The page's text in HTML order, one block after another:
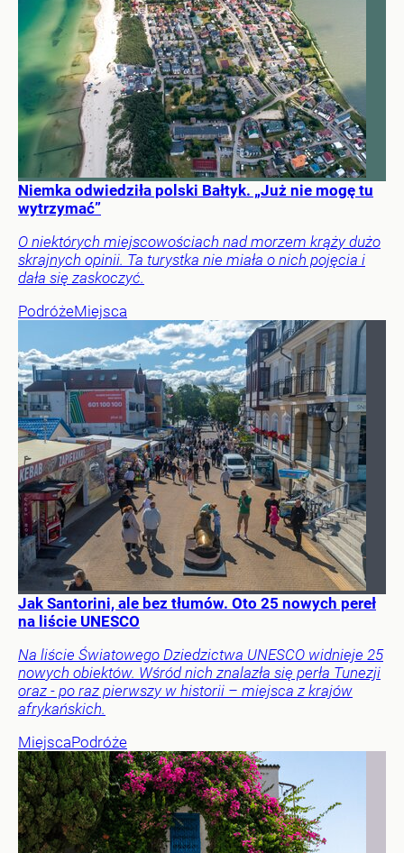
Niemka odwiedziła polski Bałtyk. „Już nie mogę tu
wytrzymać”
O niektórych miejscowościach nad morzem krąży dużo
skrajnych opinii. Ta turystka nie miała o nich pojęcia i
dała się zaskoczyć.
PodróżeMiejsca
Jak Santorini, ale bez tłumów. Oto 25 nowych pereł
na liście UNESCO
Na liście Światowego Dziedzictwa UNESCO widnieje 25
nowych obiektów. Wśród nich znalazła się perła Tunezji
oraz - po raz pierwszy w historii – miejsca z krajów
afrykańskich.
MiejscaPodróże